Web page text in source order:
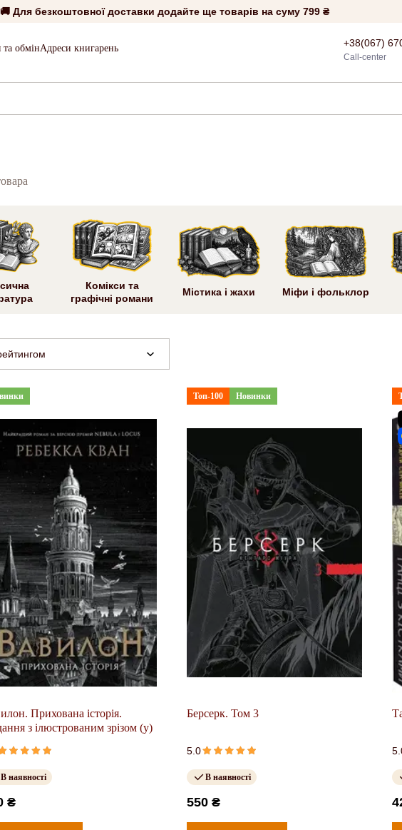
🚚 Для безкоштовної доставки додайте ще товарів на суму 799 ₴
обмінАдреси книгарень +38(067)
Call-center
Комікси та
графічні романи
Містика і жахи Міфи і фольклор
Прихована історія.
з ілюстрованим зрізом (у)
В наявності
₴
Топ-100 Новинки
Берсерк. Том 3
5.0
В наявності
550 ₴